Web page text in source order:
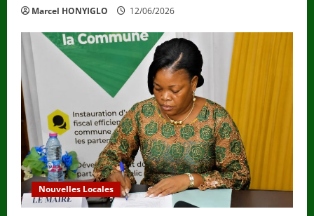
Marcel HONYIGLO 12/06/2026
Nouvelles Locales